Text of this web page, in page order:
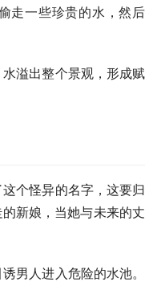
走一些珍贵的水，然后
溢出整个景观，形成赋
个怪异的名字，这要归
新娘，当她与未来的丈
男人进入危险的水池。